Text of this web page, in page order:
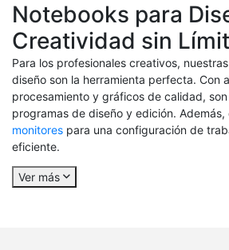
Notebooks para
Creatividad sin
Para los profesionales creativos,
diseño son la herramienta perfecta. Con
procesamiento y gráficos de calidad,
programas de diseño y edición.
monitores para una configuración de
eficiente.
Ver más